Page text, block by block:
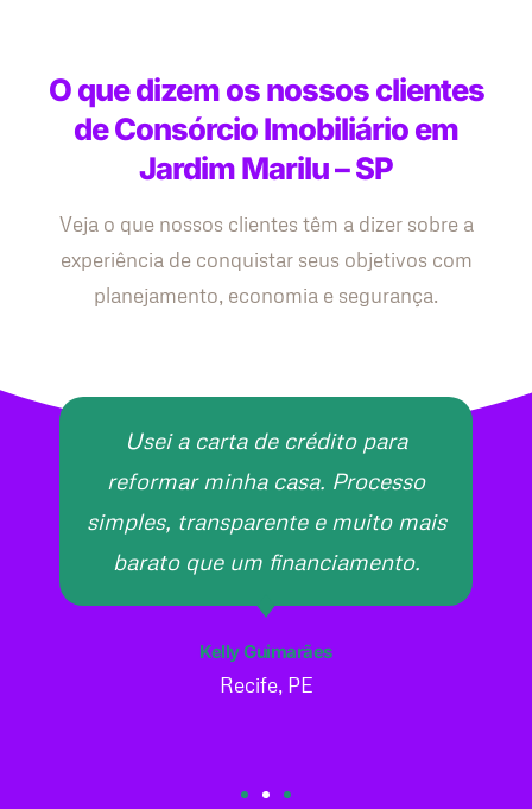
O que dizem os nossos clientes
de Consórcio Imobiliário em
Jardim Marilu – SP
Veja o que nossos clientes têm a dizer sobre a
experiência de conquistar seus objetivos com
planejamento, economia e segurança.
Usei a carta de crédito para
reformar minha casa. Processo
simples, transparente e muito mais
barato que um financiamento.
Kelly Guimarães
Recife, PE